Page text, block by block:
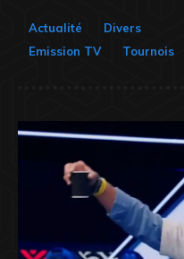
Actualité
Divers
Emission TV
Tournois